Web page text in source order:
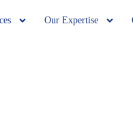
Our Expertise